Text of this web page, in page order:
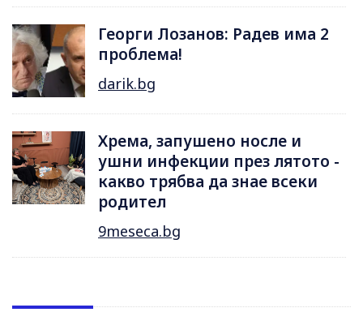
Георги Лозанов: Радев има 2
проблема!
darik.bg
Хрема, запушено носле и
ушни инфекции през лятотo -
какво трябва да знае всеки
родител
9meseca.bg